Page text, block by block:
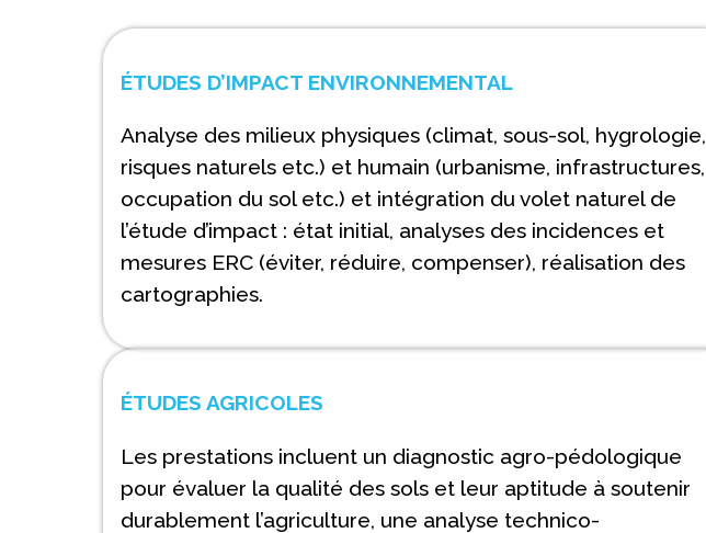
ÉTUDES D’IMPACT ENVIRONNEMENTAL
Analyse des milieux physiques (climat, sous-sol, hygrologie,
risques naturels etc.) et humain (urbanisme, infrastructures,
occupation du sol etc.) et intégration du volet naturel de
l’étude d’impact : état initial, analyses des incidences et
mesures ERC (éviter, réduire, compenser), réalisation des
cartographies.
ÉTUDES AGRICOLES
Les prestations incluent un diagnostic agro-pédologique
pour évaluer la qualité des sols et leur aptitude à soutenir
durablement l’agriculture, une analyse technico-